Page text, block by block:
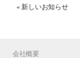
« 新しいお知らせ
会社概要